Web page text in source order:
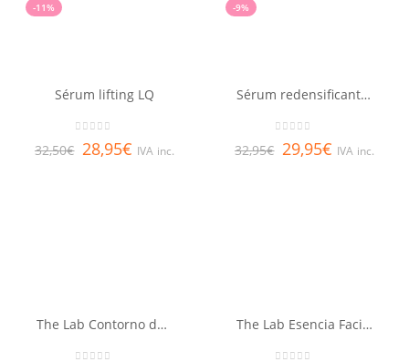
-11%
Sérum lifting LQ
out of 5
32,50€ 28,95€ IVA inc.
-9%
Sérum redensificante LQ
out of 5
32,95€ 29,95€ IVA inc.
The Lab Contorno de Ojos Integral 15 ml The Lab Esencia Facial Multi-Correctora 150 ml